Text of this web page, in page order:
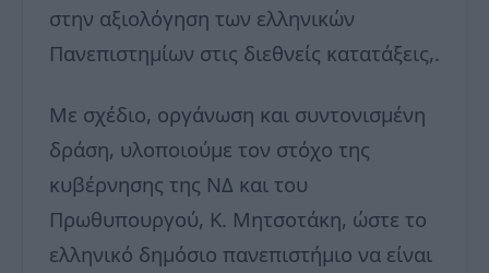
στην αξιολόγηση των ελληνικών
Πανεπιστημίων στις διεθνείς κατατάξεις,.
Με σχέδιο, οργάνωση και συντονισμένη
δράση, υλοποιούμε τον στόχο της
κυβέρνησης της ΝΔ και του
Πρωθυπουργού, Κ. Μητσοτάκη, ώστε το
ελληνικό δημόσιο πανεπιστήμιο να είναι